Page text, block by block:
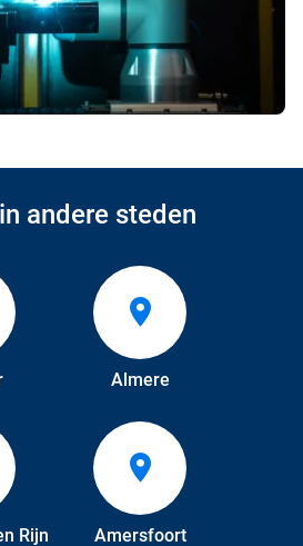
andere steden
Almere
Rijn Amersfoort